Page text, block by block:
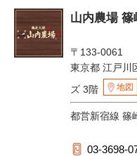
山内農場
〒133-0061
東京都 江戸川
ズ 3階
地図
都営新宿線 篠
03-3698-